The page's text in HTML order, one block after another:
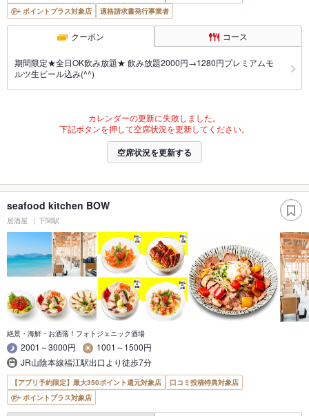
ポイントプラス対象店
適格請求書発行事業者
クーポン コース
期間限定★全日OK飲み放題★ 飲み放題2000円→1280円プレミアムモ
ルツ生ビール込み(^^)
カレンダーの更新に失敗しました。
下記ボタンを押して空席状況を更新してください。
空席状況を更新する
seafood kitchen BOW
居酒屋 下関駅
絶景・海鮮・お洒落！フォトジェニック酒場
2001～3000円
1001～1500円
JR山陰本線福江駅出口より徒歩7分
【アプリ予約限定】最大350ポイント還元対象店
口コミ投稿特典対象店
ポイントプラス対象店